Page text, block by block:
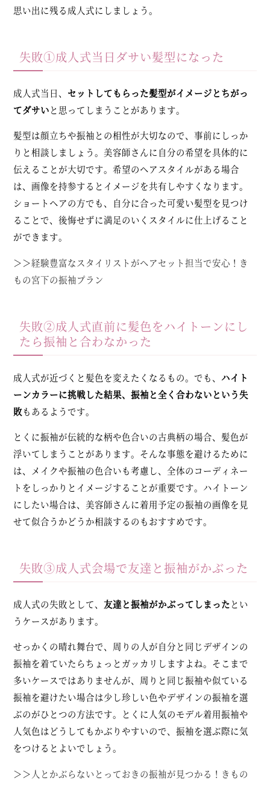
思い出に残る成人式にしましょう。
失敗①成人式当日ダサい髪型になった
成人式当日、 セットしてもらった髪型がイメージとちがっ
てダサいと思ってしまうことがあります。
髪型は顔立ちや振袖との相性が大切なので、事前にしっか
りと相談しましょう。美容師さんに自分の希望を具体的に
伝えることが大切です。希望のヘアスタイルがある場合
は、画像を持参するとイメージを共有しやすくなります。
ショートヘアの方でも、自分に合った可愛い髪型を見つけ
ることで、後悔せずに満足のいくスタイルに仕上げること
ができます。
＞＞経験豊富なスタイリストがヘアセット担当で安心！き
もの宮下の振袖プラン
失敗②成人式直前に髪色をハイトーンにし
たら振袖と合わなかった
成人式が近づくと髪色を変えたくなるもの。でも、 ハイト
ーンカラーに挑戦した結果、振袖と全く合わないという失
敗もあるようです。
とくに振袖が伝統的な柄や色合いの古典柄の場合、髪色が
浮いてしまうことがあります。そんな事態を避けるために
は、メイクや振袖の色合いも考慮し、全体のコーディネー
トをしっかりとイメージすることが重要です。ハイトーン
にしたい場合は、美容師さんに着用予定の振袖の画像を見
せて似合うかどうか相談するのもおすすめです。
失敗③成人式会場で友達と振袖がかぶった
成人式の失敗として、友達と振袖がかぶってしまったとい
うケースがあります。
せっかくの晴れ舞台で、周りの人が自分と同じデザインの
振袖を着ていたらちょっとガッカリしますよね。そこまで
多いケースではありませんが、周りと同じ振袖や似ている
振袖を避けたい場合は少し珍しい色やデザインの振袖を選
ぶのがひとつの方法です。とくに人気のモデル着用振袖や
人気色はどうしてもかぶりやすいので、振袖を選ぶ際に気
をつけるとよいでしょう。
＞＞ 人とかぶらないとっておきの振袖が見つかる！きもの